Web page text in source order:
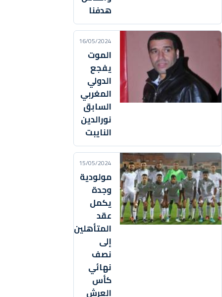
هدفنا
16/05/2024
الموت
يفجع
الدولي
المغربي
السابق
نورالدين
النايبت
15/05/2024
مولودية
وجدة
يكمل
عقد
المتأهلين
إلى
نصف
نهائي
كأس
العرش